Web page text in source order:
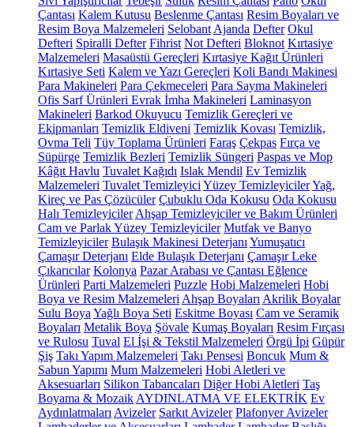
Çantası Kalem Kutusu Beslenme Çantası Resim Boyaları ve
Resim Boya Malzemeleri Selobant Ajanda Defter Okul
Defteri Spiralli Defter Fihrist Not Defteri Bloknot Kırtasiye
Malzemeleri Masaüstü Gereçleri Kırtasiye Kağıt Ürünleri
Kırtasiye Seti Kalem ve Yazı Gereçleri Koli Bandı Makinesi
Para Makineleri Para Çekmeceleri Para Sayma Makineleri
Ofis Sarf Ürünleri Evrak İmha Makineleri Laminasyon
Makineleri Barkod Okuyucu Temizlik Gereçleri ve
Ekipmanları Temizlik Eldiveni Temizlik Kovası Temizlik,
Ovma Teli Tüy Toplama Ürünleri Faraş Çekpas Fırça ve
Süpürge Temizlik Bezleri Temizlik Süngeri Paspas ve Mop
Kâğıt Havlu Tuvalet Kağıdı Islak Mendil Ev Temizlik
Malzemeleri Tuvalet Temizleyici Yüzey TemizleyicilerYağ,
Kireç ve Pas Çözücüler Çubuklu Oda Kokusu Oda Kokusu
Halı Temizleyiciler Ahşap Temizleyiciler ve Bakım Ürünleri
Cam ve Parlak Yüzey Temizleyiciler Mutfak ve Banyo
Temizleyiciler Bulaşık Makinesi Deterjanı Yumuşatıcı
Çamaşır Deterjanı Elde Bulaşık Deterjanı Çamaşır Leke
Çıkarıcılar Kolonya Pazar Arabası ve Çantası Eğlence
Ürünleri Parti Malzemeleri Puzzle Hobi Malzemeleri Hobi
Boya ve Resim Malzemeleri Ahşap Boyaları Akrilik Boyalar
Sulu Boya Yağlı Boya Seti Eskitme Boyası Cam ve Seramik
Boyaları Metalik Boya Şövale Kumaş Boyaları Resim Fırçası
ve Rulosu Tuval El İşi & Tekstil Malzemeleri Örgü İpi Güpür
Şiş Takı Yapım Malzemeleri Takı Pensesi Boncuk Mum &
Sabun Yapımı Mum Malzemeleri Hobi Aletleri ve
Aksesuarları Silikon Tabancaları Diğer Hobi Aletleri Taş
Boyama & Mozaik AYDINLATMA VE ELEKTRİK Ev
Aydınlatmaları Avizeler Sarkıt Avizeler Plafonyer Avizeler